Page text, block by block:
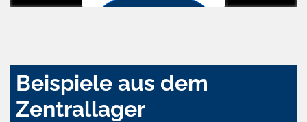
Beispiele aus dem
Zentrallager